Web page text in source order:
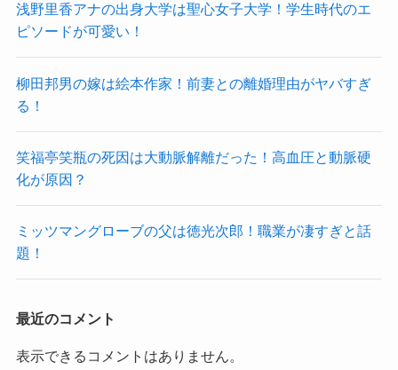
浅野里香アナの出身大学は聖心女子大学！学生時代のエ
ピソードが可愛い！
柳田邦男の嫁は絵本作家！前妻との離婚理由がヤバすぎ
る！
笑福亭笑瓶の死因は大動脈解離だった！高血圧と動脈硬
化が原因？
ミッツマングローブの父は徳光次郎！職業が凄すぎと話
題！
最近のコメント
表示できるコメントはありません。